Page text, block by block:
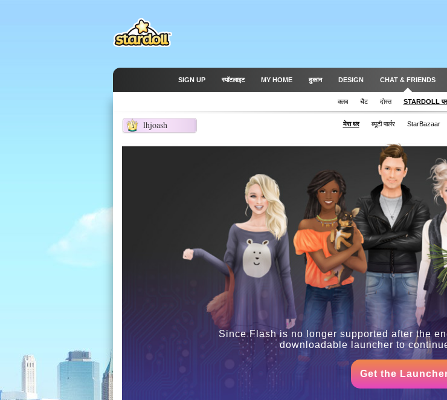
SIGN UP स्पॉटलाइट MY HOME दुकान DESIGN CHAT & FRIENDS
क्लब चैट दोस्त STARDOLL
lhjoash
1 मेरा घर ब्यूटी पार्लर StarBazaar
Since Flash is no longer supported after the
downloadable launcher to
Get the